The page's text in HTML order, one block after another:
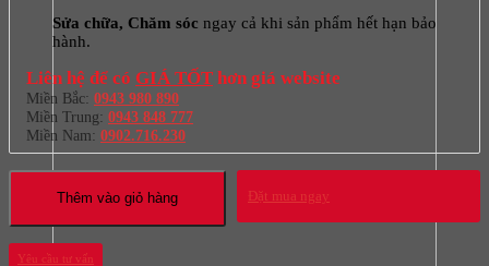
Sửa chữa, Chăm sóc ngay cả khi sản phẩm hết hạn bảo
hành.
Liên hệ để có GIÁ TỐT hơn giá website
Miền Bắc: 0943 980 890
Miền Trung: 0943 848 777
Miền Nam: 0902.716.230
Thêm vào giỏ hàng Đặt mua ngay
Yêu cầu tư vấn